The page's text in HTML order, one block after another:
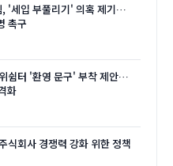
, '세입 부풀리기' 의혹 제기…
촉구
쉼터 '환영 문구' 부착 제안…
화
식회사 경쟁력 강화 위한 정책